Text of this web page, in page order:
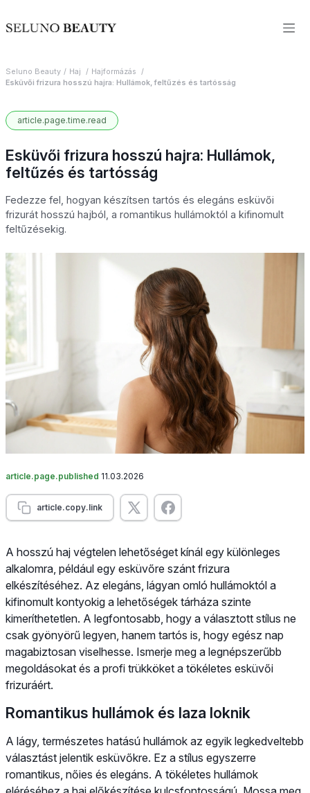
Seluno Beauty Haj
Hajformázás
Esküvői frizura hosszú hajra: Hullámok, feltűzés és tartósság
article.page.time.read
Esküvői frizura hosszú hajra: Hullámok,
feltűzés és tartósság
Fedezze fel, hogyan készítsen tartós és elegáns esküvői
frizurát hosszú hajból, a romantikus hullámoktól a kifinomult
feltűzésekig.
article.page.published 11.03.2026
article.copy.link
A hosszú haj végtelen lehetőséget kínál egy különleges
alkalomra, például egy esküvőre szánt frizura
elkészítéséhez. Az elegáns, lágyan omló hullámoktól a
kifinomult kontyokig a lehetőségek tárháza szinte
kimeríthetetlen. A legfontosabb, hogy a választott stílus ne
csak gyönyörű legyen, hanem tartós is, hogy egész nap
magabiztosan viselhesse. Ismerje meg a legnépszerűbb
megoldásokat és a profi trükköket a tökéletes esküvői
frizuráért.
Romantikus hullámok és laza loknik
A lágy, természetes hatású hullámok az egyik legkedveltebb
választást jelentik esküvőkre. Ez a stílus egyszerre
romantikus, nőies és elegáns. A tökéletes hullámok